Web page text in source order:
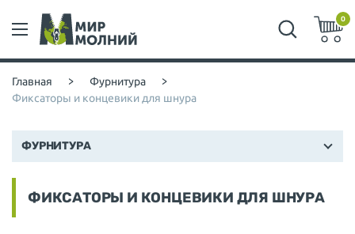
0
Главная > Фурнитура >
Фиксаторы и концевики для шнура
ФУРНИТУРА
ФИКСАТОРЫ И КОНЦЕВИКИ ДЛЯ ШНУРА